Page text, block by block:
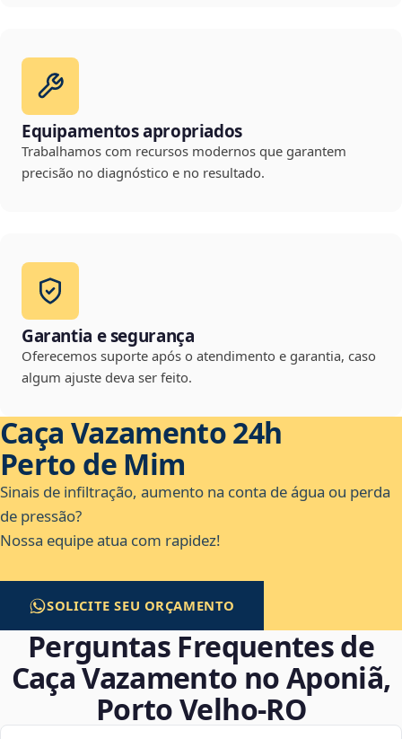
Equipamentos apropriados
Trabalhamos com recursos modernos que garantem
precisão no diagnóstico e no resultado.
Garantia e segurança
Oferecemos suporte após o atendimento e garantia, caso
algum ajuste deva ser feito.
Caça Vazamento 24h
Perto de Mim
Sinais de infiltração, aumento na conta de água ou perda
de pressão?
Nossa equipe atua com rapidez!
SOLICITE SEU ORÇAMENTO
Perguntas Frequentes de
Caça Vazamento no Aponiã,
Porto Velho‑RO